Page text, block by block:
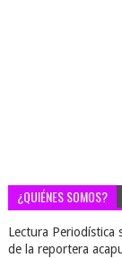
¿QUIÉNES SOMOS?
Lectura Periodística
de la reportera